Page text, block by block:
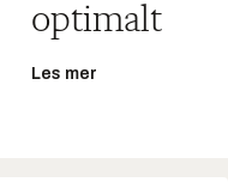
optimalt
Les mer